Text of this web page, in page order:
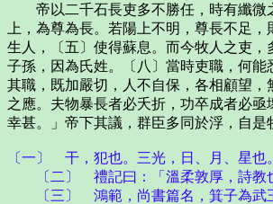
帝以二千石長吏多不勝任，時有纖微之
上，為尊為長。若陽上不明，尊長不足
生人，〔五〕使得蘇息。而今牧人之吏
子孫，因為氏姓。〔八〕當時吏職，何
其職，既加嚴切，人不自保，各相顧望
之應。夫物暴長者必夭折，功卒成者必
幸甚。」帝下其議，群臣多同於浮，自是
〔一〕 干，犯也。三光，日、月、星也。
〔二〕 禮記曰：「溫柔敦厚，詩教也
〔三〕 鴻範，尚書篇名，箕子為武王